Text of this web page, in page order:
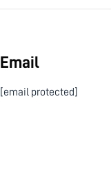
Email
[email protected]